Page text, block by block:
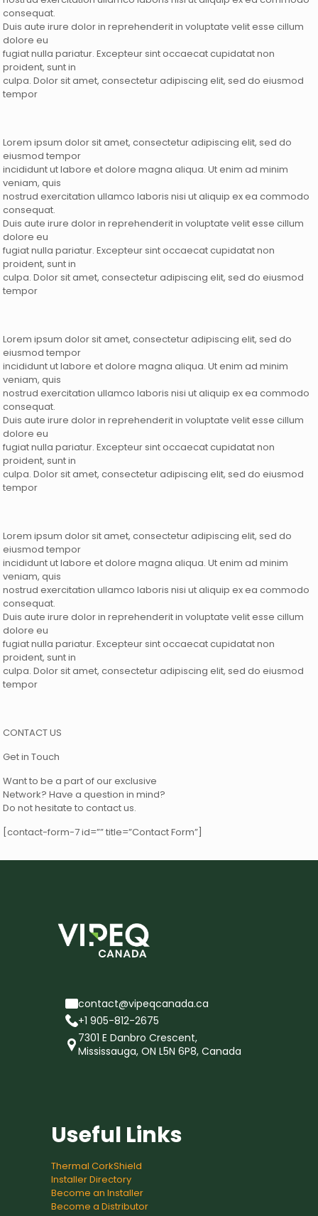
consequat.
Duis aute irure dolor in reprehenderit in voluptate velit esse cillum
dolore eu
fugiat nulla pariatur. Excepteur sint occaecat cupidatat non
proident, sunt in
culpa. Dolor sit amet, consectetur adipiscing elit, sed do eiusmod
tempor
Lorem ipsum dolor sit amet, consectetur adipiscing elit, sed do
eiusmod tempor
incididunt ut labore et dolore magna aliqua. Ut enim ad minim
veniam, quis
nostrud exercitation ullamco laboris nisi ut aliquip ex ea commodo
consequat.
Duis aute irure dolor in reprehenderit in voluptate velit esse cillum
dolore eu
fugiat nulla pariatur. Excepteur sint occaecat cupidatat non
proident, sunt in
culpa. Dolor sit amet, consectetur adipiscing elit, sed do eiusmod
tempor
Lorem ipsum dolor sit amet, consectetur adipiscing elit, sed do
eiusmod tempor
incididunt ut labore et dolore magna aliqua. Ut enim ad minim
veniam, quis
nostrud exercitation ullamco laboris nisi ut aliquip ex ea commodo
consequat.
Duis aute irure dolor in reprehenderit in voluptate velit esse cillum
dolore eu
fugiat nulla pariatur. Excepteur sint occaecat cupidatat non
proident, sunt in
culpa. Dolor sit amet, consectetur adipiscing elit, sed do eiusmod
tempor
Lorem ipsum dolor sit amet, consectetur adipiscing elit, sed do
eiusmod tempor
incididunt ut labore et dolore magna aliqua. Ut enim ad minim
veniam, quis
nostrud exercitation ullamco laboris nisi ut aliquip ex ea commodo
consequat.
Duis aute irure dolor in reprehenderit in voluptate velit esse cillum
dolore eu
fugiat nulla pariatur. Excepteur sint occaecat cupidatat non
proident, sunt in
culpa. Dolor sit amet, consectetur adipiscing elit, sed do eiusmod
tempor
CONTACT US
Get in Touch
Want to be a part of our exclusive
Network? Have a question in mind?
Do not hesitate to contact us.
[contact-form-7 id=”” title=”Contact Form”]
contact@vipeqcanada.ca
+1 905-812-2675
7301 E Danbro Crescent,
Mississauga, ON L5N 6P8, Canada
Useful Links
Thermal CorkShield
Installer Directory
Become an Installer
Become a Distributor